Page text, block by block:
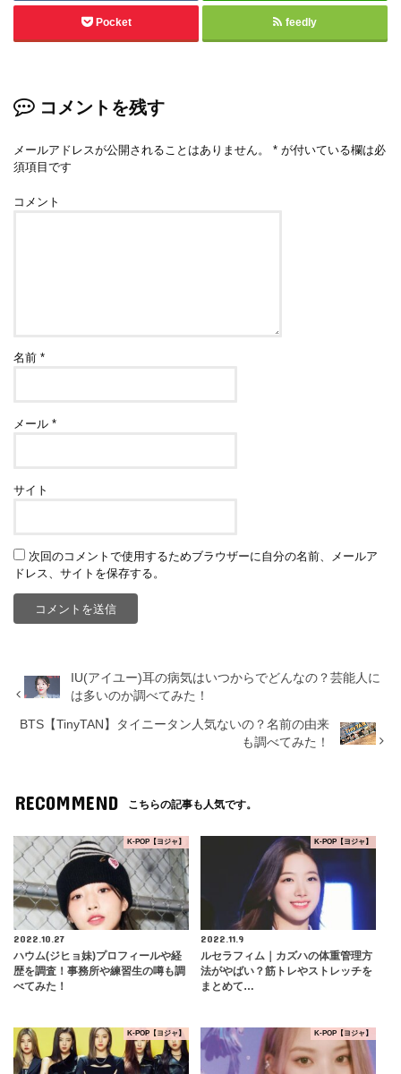
Pocket feedly
コメントを残す
メールアドレスが公開されることはありません。 * が付いている欄は必
須項目です
コメント
名前*
メール*
サイト
次回のコメントで使用するためブラウザーに自分の名前、メールア
ドレス、サイトを保存する。
IU(アイユー)耳の病気はいつからでどんなの？芸能人に
は多いのか調べてみた！
BTS【TinyTAN】タイニータン人気ないの？名前の由来
も調べてみた！
RECOMMEND こちらの記事も人気です。
K-POP【ヨジャ】
2022.10.27
ハウム(ジヒョ妹)プロフィールや経
歴を調査！事務所や練習生の噂も調
べてみた！
K-POP【ヨジャ】
2022.11.9
ルセラフィム｜カズハの体重管理方
法がやばい？筋トレやストレッチを
まとめて…
K-POP【ヨジャ】 K-POP【ヨジャ】